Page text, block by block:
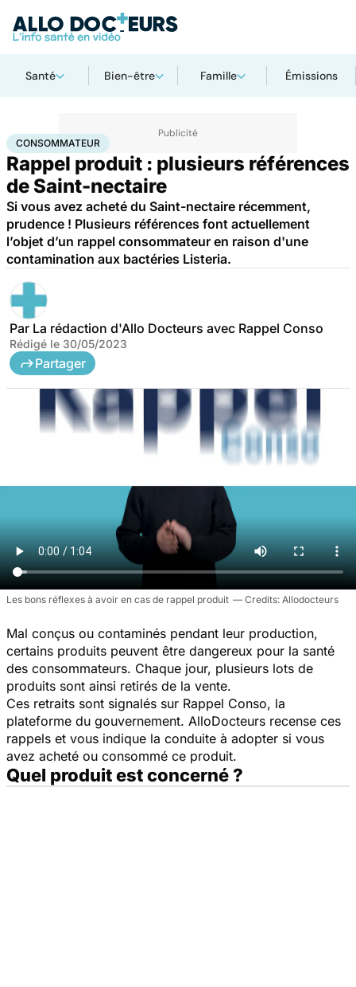
Santé Bien-être Famille Émissions
AccueilSantéConsommateur
CONSOMMATEUR
Rappel produit : plusieurs références
de Saint-nectaire
Si vous avez acheté du Saint-nectaire récemment,
prudence ! Plusieurs références font actuellement
l’objet d’un rappel consommateur en raison d'une
contamination aux bactéries Listeria.
Par La rédaction d'Allo Docteurs avec Rappel Conso
Rédigé le 30/05/2023
Partager
Les bons réflexes à avoir en cas de rappel produit Allodocteurs
Mal conçus ou contaminés pendant leur production,
certains produits peuvent être dangereux pour la santé
des consommateurs. Chaque jour, plusieurs lots de
produits sont ainsi retirés de la vente.
Ces retraits sont signalés sur Rappel Conso, la
plateforme du gouvernement. AlloDocteurs recense ces
rappels et vous indique la conduite à adopter si vous
avez acheté ou consommé ce produit.
Quel produit est concerné ?